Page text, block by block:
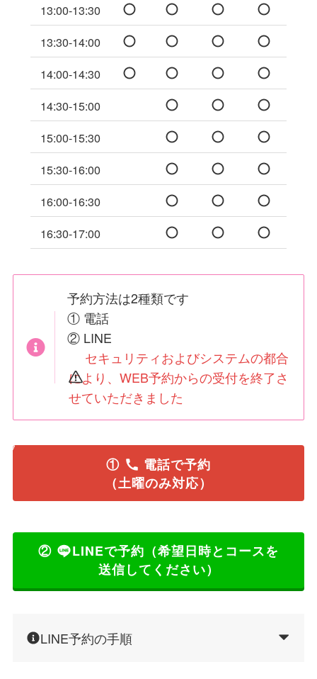
13:00-13:30
13:30-14:00
14:00-14:30
14:30-15:00
15:00-15:30
15:30-16:00
16:00-16:30
16:30-17:00
予約方法は2種類です
① 電話
② LINE
セキュリティおよびシステムの都合
により、WEB予約からの受付を終了さ
せていただきました
①
電話で予約
（土曜のみ対応）
② LINEで予約 （希望日時とコースを
送信してください）
LINE予約の手順